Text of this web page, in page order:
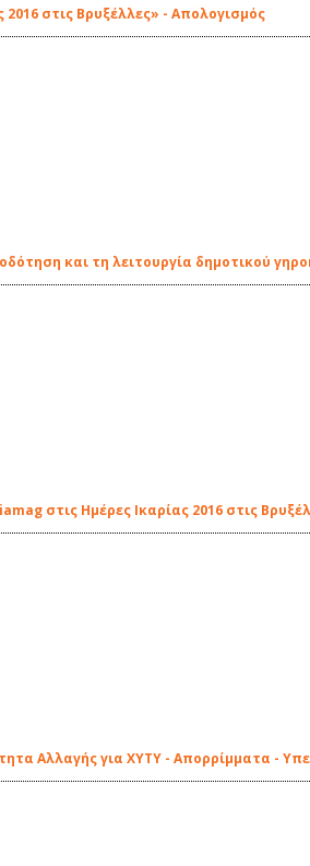
2016 στις Βρυξέλλες» - Aπολογισμός
και τη λειτουργία δημοτικού
στις Ημέρες Ικαρίας 2016 στις
Αλλαγής για ΧΥΤΥ - Απορρίμματα -